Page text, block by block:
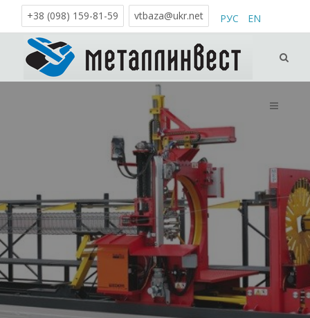
+38 (098) 159-81-59 vtbaza@ukr.net РУС EN